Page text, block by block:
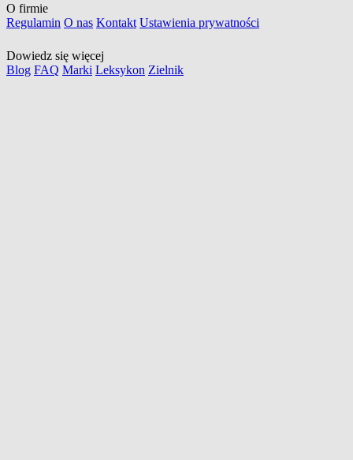
O firmie
Regulamin O nas Kontakt Ustawienia prywatności
Dowiedz się więcej
Blog FAQ Marki Leksykon Zielnik